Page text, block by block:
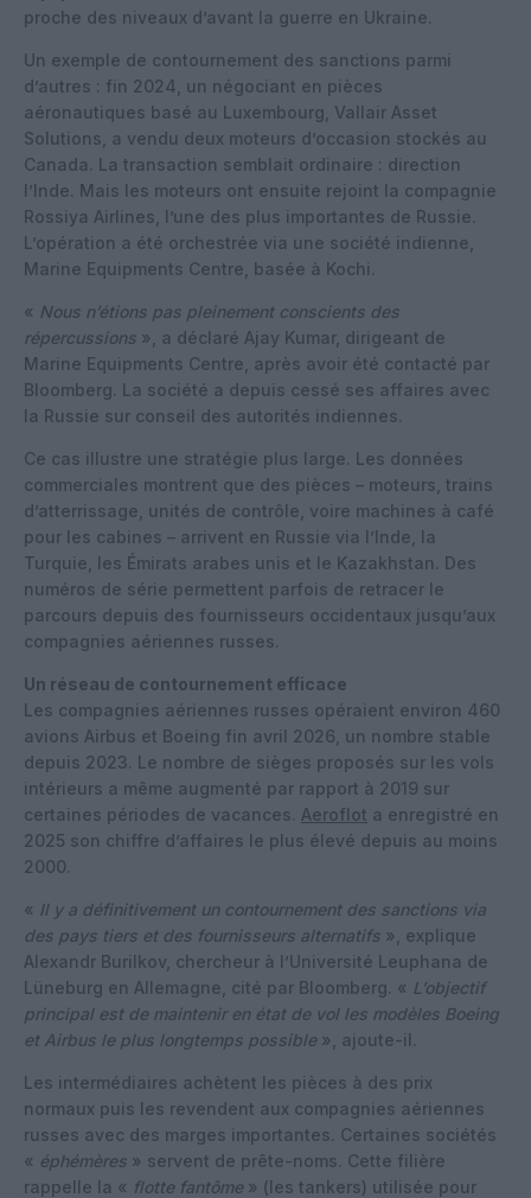
proche des niveaux d’avant la guerre en Ukraine.
Un exemple de contournement des sanctions parmi
d’autres : fin 2024, un négociant en pièces
aéronautiques basé au Luxembourg, Vallair Asset
Solutions, a vendu deux moteurs d’occasion stockés au
Canada. La transaction semblait ordinaire : direction
l’Inde. Mais les moteurs ont ensuite rejoint la compagnie
Rossiya Airlines, l’une des plus importantes de Russie.
L’opération a été orchestrée via une société indienne,
Marine Equipments Centre, basée à Kochi.
« Nous n’étions pas pleinement conscients des
répercussions », a déclaré Ajay Kumar, dirigeant de
Marine Equipments Centre, après avoir été contacté par
Bloomberg. La société a depuis cessé ses affaires avec
la Russie sur conseil des autorités indiennes.
Ce cas illustre une stratégie plus large. Les données
commerciales montrent que des pièces – moteurs, trains
d’atterrissage, unités de contrôle, voire machines à café
pour les cabines – arrivent en Russie via l’Inde, la
Turquie, les Émirats arabes unis et le Kazakhstan. Des
numéros de série permettent parfois de retracer le
parcours depuis des fournisseurs occidentaux jusqu’aux
compagnies aériennes russes.
Un réseau de contournement efficace
Les compagnies aériennes russes opéraient environ 460
avions Airbus et Boeing fin avril 2026, un nombre stable
depuis 2023. Le nombre de sièges proposés sur les vols
intérieurs a même augmenté par rapport à 2019 sur
certaines périodes de vacances. Aeroflot a enregistré en
2025 son chiffre d’affaires le plus élevé depuis au moins
2000.
« Il y a définitivement un contournement des sanctions via
des pays tiers et des fournisseurs alternatifs », explique
Alexandr Burilkov, chercheur à l’Université Leuphana de
Lüneburg en Allemagne, cité par Bloomberg. « L’objectif
principal est de maintenir en état de vol les modèles Boeing
et Airbus le plus longtemps possible », ajoute-il.
Les intermédiaires achètent les pièces à des prix
normaux puis les revendent aux compagnies aériennes
russes avec des marges importantes. Certaines sociétés
« éphémères » servent de prête-noms. Cette filière
rappelle la « flotte fantôme » (les tankers) utilisée pour